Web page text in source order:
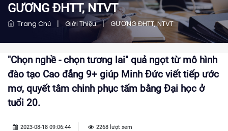
GƯƠNG ĐHTT, NTVT
Trang Chủ | Giới Thiệu | GƯƠNG ĐHTT, NTVT
"Chọn nghề - chọn tương lai" quả ngọt từ mô hình
đào tạo Cao đẳng 9+ giúp Minh Đức viết tiếp ước
mơ, quyết tâm chinh phục tấm bằng Đại học ở
tuổi 20.
2023-08-18 09:06:44 2268 lượt xem